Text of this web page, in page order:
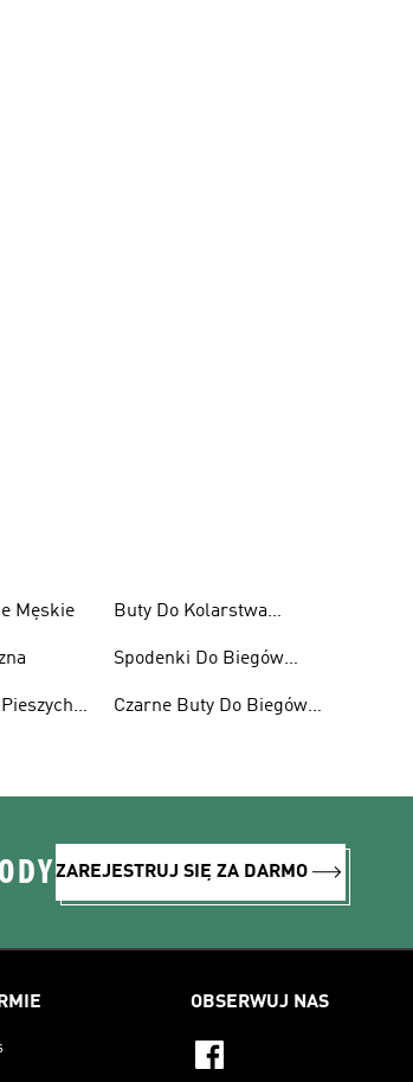
Męskie
Buty Do Kolarstwa
Spodenki Do Biegów
Czarne Buty Do Biegów
ZAREJESTRUJ SIĘ ZA DARMO
OBSERWUJ NAS